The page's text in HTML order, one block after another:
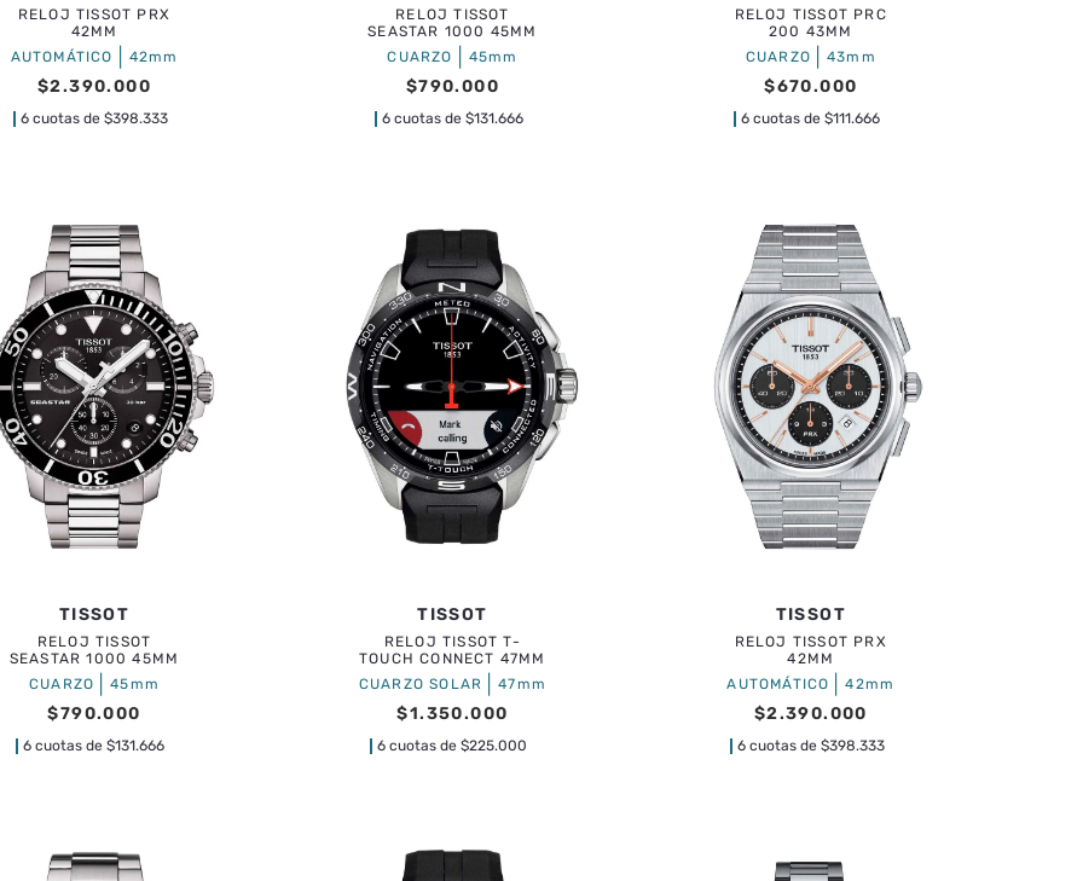
RELOJ TISSOT PRX
42MM
AUTOMÁTICO
42mm
$2.390.000
6 cuotas de $398.333
RELOJ TISSOT
SEASTAR 1000 45MM
CUARZO
45mm
$790.000
6 cuotas de $131.666
RELOJ TISSOT PRC
200 43MM
CUARZO
43mm
$670.000
6 cuotas de$111.666
TISSOT
RELOJ TISSOT
SEASTAR 1000 45MM
CUARZO
45mm
$790.000
6 cuotas de$131.666
TISSOT
RELOJ TISSOT T-
TOUCH CONNECT 47MM
CUARZO SOLAR
47mm
$1.350.000
6 cuotas de$225.000
TISSOT
RELOJ TISSOT PRX
42MM
AUTOMÁTICO
42mm
$2.390.000
6 cuotas de $398.333